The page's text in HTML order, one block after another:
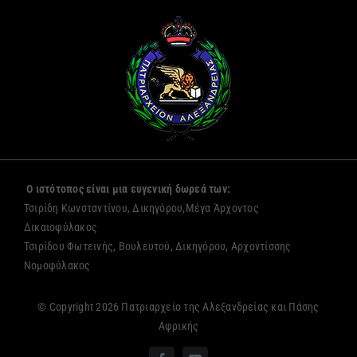
Ο ιστότοπος είναι μια ευγενική δωρεά των:
Τσιρίδη Κωνσταντίνου, Δικηγόρου,Μέγα Άρχοντος
Δικαιοφύλακος
Τσιρίδου Φωτεινής, Βουλευτού, Δικηγόρου, Αρχοντίσσης
Νομοφύλακος
© Copyright 2026 Πατριαρχείο της Αλεξανδρείας και Πάσης
Αφρικής